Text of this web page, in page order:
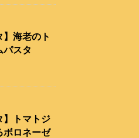
】海老のト
パスタ
】トマトジ
ボロネーゼ